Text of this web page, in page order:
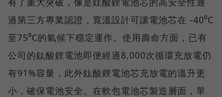
過第三方專業認證，寬溫設計可讓電池芯在 -40⁰C
至75⁰C的氣候下穩定運作。使用壽命方面，已有
公司的鈦酸鋰電池即便經過8,000次循環充放電仍
有91%容量，此外鈦酸鋰電池芯充放電的溫升更
小，確保電池安全。在軟包電池芯製造層面，單